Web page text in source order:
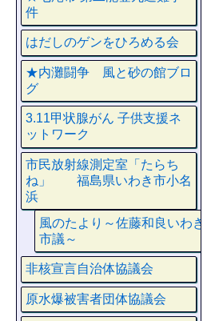
件
はだしのゲンをひろめる会
★内灘闘争 風と砂の館ブロ
グ
3.11甲状腺がん 子供支援ネ
ットワーク
市民放射線測定室「たらち
ね」 福島県いわき市小名
浜
風のたより～佐藤和良いわき
市議～
非核宣言自治体協議会
原水爆被害者団体協議会